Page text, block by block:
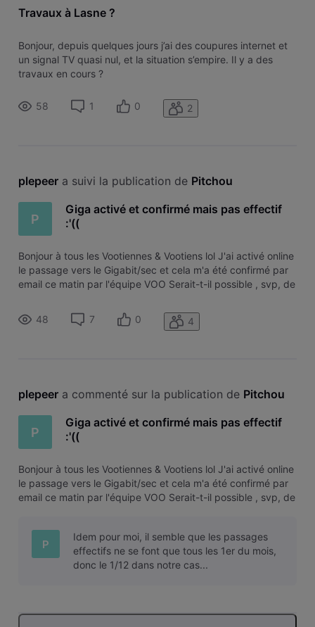
Travaux à Lasne ?
Bonjour, depuis quelques jours j’ai des coupures internet et
un signal TV quasi nul, et la situation s’empire. Il y a des
travaux en cours ?
58 1 0 2
plepeer a suivi la publication de Pitchou
P
Giga activé et confirmé mais pas effectif
:'((
Bonjour à tous les Vootiennes & Vootiens lol J'ai activé online
le passage vers le Gigabit/sec et cela m'a été confirmé par
email ce matin par l'équipe VOO Serait-t-il possible , svp, de
Car je reste bloqué à 402 Mb/s 20 upload D'avan
48 7 0 4
plepeer a commenté sur la publication de Pitchou
P
Giga activé et confirmé mais pas effectif
:'((
Bonjour à tous les Vootiennes & Vootiens lol J'ai activé online
le passage vers le Gigabit/sec et cela m'a été confirmé par
email ce matin par l'équipe VOO Serait-t-il possible , svp, de
P
Idem pour moi, il semble que les passages
effectifs ne se font que tous les 1er du mois,
donc le 1/12 dans notre cas...